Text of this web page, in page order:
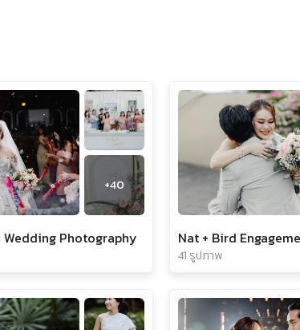
+40
Photography Nat + Bird
41 รูปภาพ